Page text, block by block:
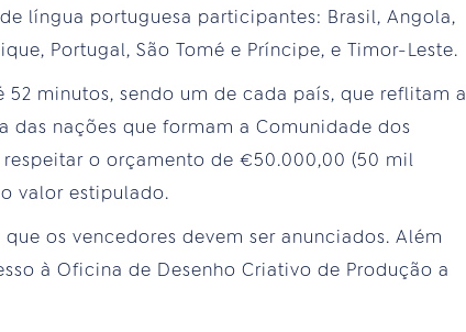
língua portuguesa participantes: Brasil, Angola,
Portugal, São Tomé e Príncipe, e Timor-Leste.
minutos, sendo um de cada país, que reflitam a
nações que formam a Comunidade dos
respeitar o orçamento de €50.000,00 (50 mil
valor estipulado.
os vencedores devem ser anunciados. Além
à Oficina de Desenho Criativo de Produção a